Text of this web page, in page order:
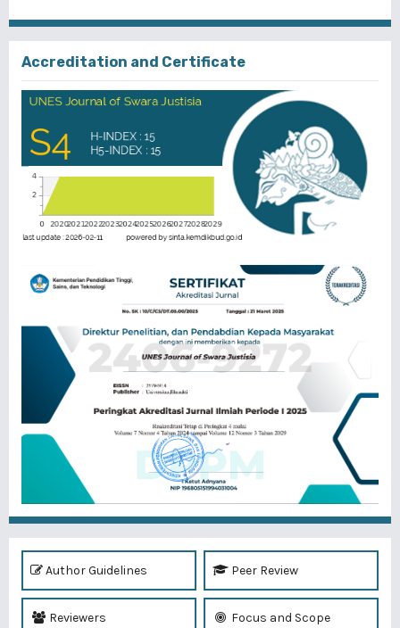
Accreditation and Certificate
Author Guidelines Peer Review
Reviewers Focus and Scope